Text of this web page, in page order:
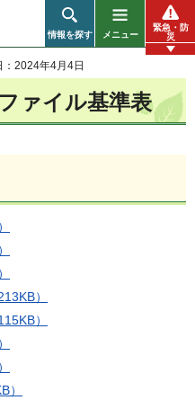
情報を探す メニュー
緊急・防
災
：2024年4月4日
ァイル基準表
）
）
）